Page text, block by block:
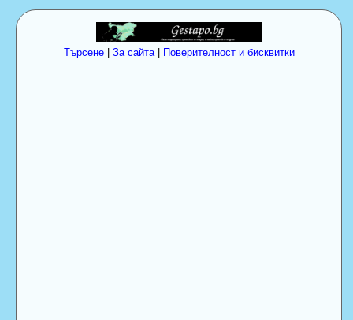
Търсене| За сайта| Поверителност и бисквитки